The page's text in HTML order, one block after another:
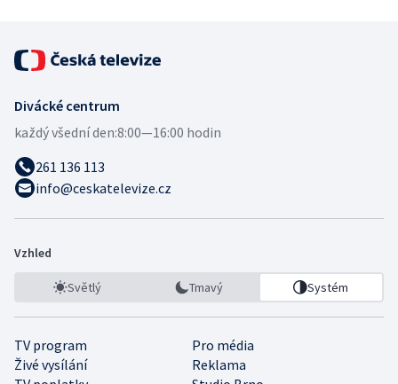
Divácké centrum
každý všední den:8:00—16:00 hodin
261 136 113
info@ceskatelevize.cz
Vzhled
Světlý Tmavý Systém
TV program
Pro média
Živé vysílání
Reklama